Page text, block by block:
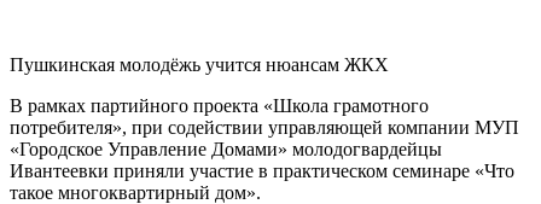
Пушкинская молодёжь учится нюансам ЖКХ
В рамках партийного проекта «Школа грамотного
потребителя», при содействии управляющей компании МУП
«Городское Управление Домами» молодогвардейцы
Ивантеевки приняли участие в практическом семинаре «Что
такое многоквартирный дом».